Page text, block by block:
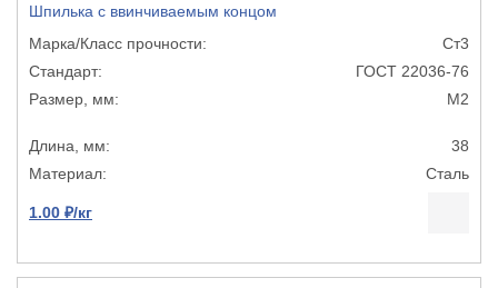
Шпилька с ввинчиваемым концом
Ст3
ГОСТ 22036-76
М2
38
Сталь
1.00 ₽/кг